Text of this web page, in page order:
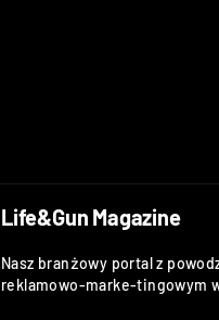
Life&Gun Magazine
Nasz branżowy portal z
reklamowo-marke-tingowym